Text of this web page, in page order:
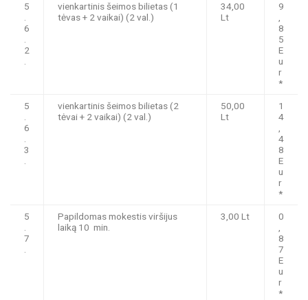
5
.
6
.
2
.
vienkartinis šeimos bilietas (1
tėvas + 2 vaikai) (2 val.)
34,00
Lt
9
,
8
5
E
u
r
*
5
.
6
.
3
.
vienkartinis šeimos bilietas (2
tėvai + 2 vaikai) (2 val.)
50,00
Lt
1
4
,
4
8
E
u
r
*
5
.
7
.
Papildomas mokestis viršijus
laiką 10 min.
3,00 Lt
0
,
8
7
E
u
r
*